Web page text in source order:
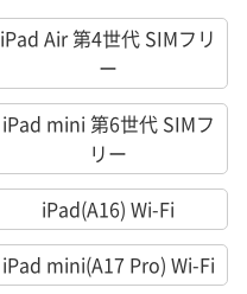
iPad Air 第4世代 SIMフリ
ー
iPad mini 第6世代 SIMフ
リー
iPad(A16) Wi-Fi
iPad mini(A17 Pro) Wi-Fi